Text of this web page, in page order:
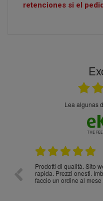
retenciones si el
Lea algunas
Prodotti di qualità. Sito
rapida. Prezzi onesti.
faccio un ordine al